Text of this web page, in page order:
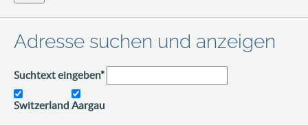
Adresse suchen und anzeigen
Suchtext eingeben*
Switzerland Aargau